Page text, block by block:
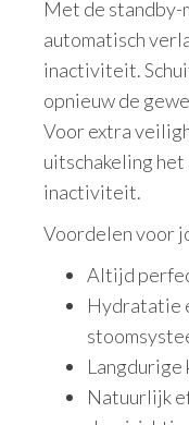
Met de
automatisch
inactiviteit.
opnieuw de
Voor extra
uitschakeling
inactiviteit.
Voordelen voor
Altijd
Hydratatie
Langdurige
Natuurlijk